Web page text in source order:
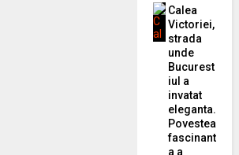
Calea
Victoriei,
strada
unde
Bucurest
iul a
invatat
eleganta.
Povestea
fascinant
a a